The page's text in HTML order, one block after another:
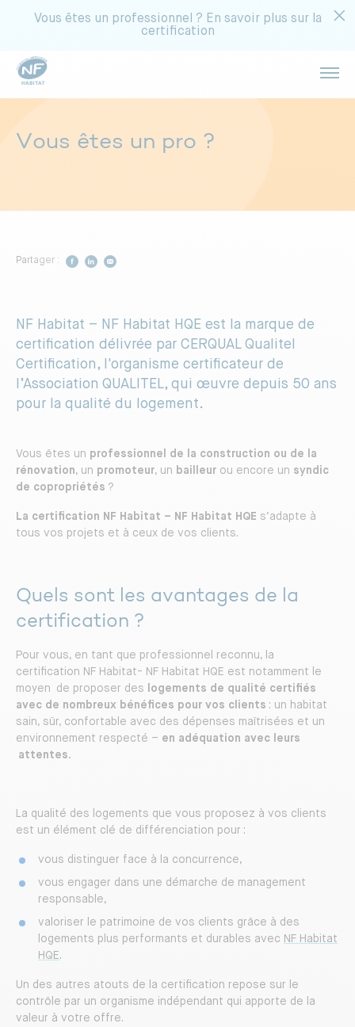
Vous êtes un professionnel ? En savoir plus sur la
certification
Vous êtes un pro ?
Partager :
NF Habitat – NF Habitat HQE est la marque de
certification délivrée par CERQUAL Qualitel
Certification, l'organisme certificateur de
l’Association QUALITEL, qui œuvre depuis 50 ans
pour la qualité du logement.
Vous êtes un professionnel de la construction ou de la
rénovation, un promoteur, un bailleur ou encore un syndic
de copropriétés ?
La certification NF Habitat – NF Habitat HQE s’adapte à
tous vos projets et à ceux de vos clients.
Quels sont les avantages de la
certification ?
Pour vous, en tant que professionnel reconnu, la
certification NF Habitat- NF Habitat HQE est notamment le
moyen de proposer des
logements de qualité certifiés
avec de nombreux bénéfices pour vos clients : un habitat
sain, sûr, confortable avec des dépenses maîtrisées et un
environnement respecté – en adéquation avec leurs
attentes.
La qualité des logements que vous proposez à vos clients
est un élément clé de différenciation pour :
vous distinguer face à la concurrence,
vous engager dans une démarche de management
responsable,
valoriser le patrimoine de vos clients grâce à des
logements plus performants et durables avec NF Habitat
HQE.
Un des autres atouts de la certification repose sur le
contrôle par un organisme indépendant qui apporte de la
valeur à votre offre.
Bénéficiez d’une température idéale
Limitez les nuisances sonores
Profitez d’une meilleure luminosité
Gagnez en sécurité
Vivez dans un logement sain
Vivez dans un logement plus
fonctionnel
Respectez davantage
Préférez un professionnel reconnu
DÉCOUVRIR LA CERTIFICATION
Acheter un appartement
Construire votre maison